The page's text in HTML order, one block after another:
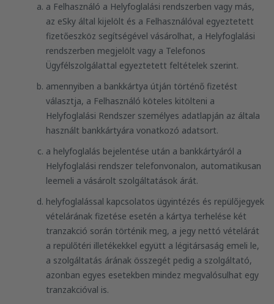
a Felhasználó a Helyfoglalási rendszerben vagy más,
az eSky által kijelölt és a Felhasználóval egyeztetett
fizetőeszköz segítségével vásárolhat, a Helyfoglalási
rendszerben megjelölt vagy a Telefonos
Ügyfélszolgálattal egyeztetett feltételek szerint.
amennyiben a bankkártya útján történő fizetést
választja, a Felhasználó köteles kitölteni a
Helyfoglalási Rendszer személyes adatlapján az általa
használt bankkártyára vonatkozó adatsort.
a helyfoglalás bejelentése után a bankkártyáról a
Helyfoglalási rendszer telefonvonalon, automatikusan
leemeli a vásárolt szolgáltatások árát.
helyfoglalással kapcsolatos ügyintézés és repülőjegyek
vételárának fizetése esetén a kártya terhelése két
tranzakció során történik meg, a jegy nettó vételárát
a repülőtéri illetékekkel együtt a légitársaság emeli le,
a szolgáltatás árának összegét pedig a szolgáltató,
azonban egyes esetekben mindez megvalósulhat egy
tranzakcióval is.